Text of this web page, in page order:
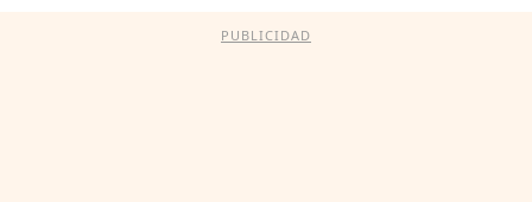
PUBLICIDAD